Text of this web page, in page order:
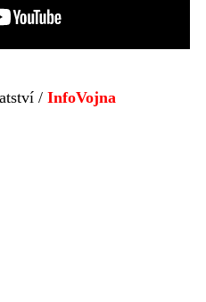
/ InfoVojna